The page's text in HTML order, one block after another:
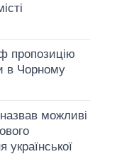
пропозицію
в Чорному
можливі
української